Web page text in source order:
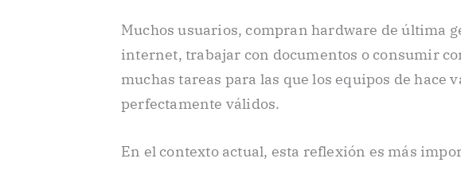
Muchos usuarios, compran hardware de última
internet, trabajar con documentos o consumir
muchas tareas para las que los equipos de hace
perfectamente válidos.
En el contexto actual, esta reflexión es más